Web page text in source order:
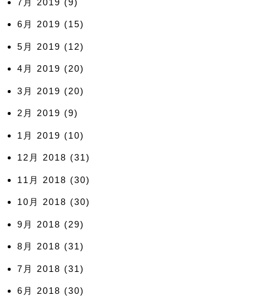
7月 2019 (9)
6月 2019 (15)
5月 2019 (12)
4月 2019 (20)
3月 2019 (20)
2月 2019 (9)
1月 2019 (10)
12月 2018 (31)
11月 2018 (30)
10月 2018 (30)
9月 2018 (29)
8月 2018 (31)
7月 2018 (31)
6月 2018 (30)